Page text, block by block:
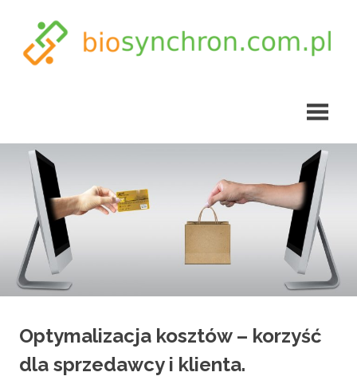
content
Optymalizacja kosztów – korzyść
dla sprzedawcy i klienta.